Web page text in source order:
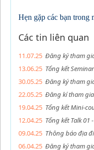
Hẹn gặp các bạn trong
Các tin liên quan
11.07.25 Đăng ký tham
13.06.25 Tổng kết
30.05.25 Đăng ký tham
22.05.25 Đăng kí tham
19.04.25 Tổng kết Mini-
12.04.25 Tổng kết Talk
09.04.25 Thông báo địa
06.04.25 Đăng ký tham